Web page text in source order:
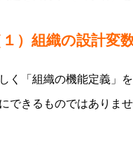
）組織の設計変
く「組織の機能定義」
できるものではありませ